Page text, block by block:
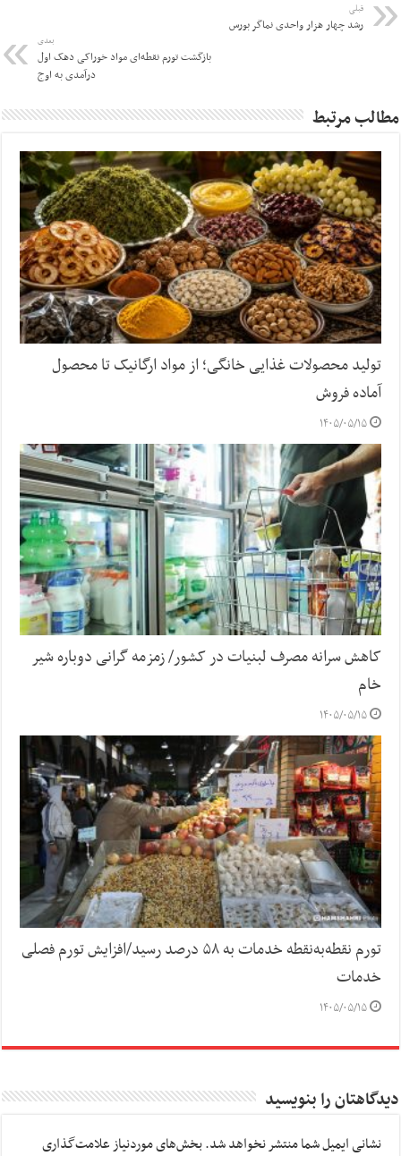
قبلی
رشد چهار هزار واحدی نماگر بورس
بعدی
بازگشت تورم نقطه‌ای مواد خوراکی دهک اول
درآمدی به اوج
مطالب مرتبط
تولید محصولات غذایی خانگی؛ از مواد ارگانیک تا محصول
آماده فروش
۱۴۰۵/۰۵/۱۵
کاهش سرانه مصرف لبنیات در کشور/ زمزمه گرانی دوباره شیر
خام
۱۴۰۵/۰۵/۱۵
تورم نقطه‌به‌نقطه خدمات به ۵۸ درصد رسید/افزایش تورم فصلی
خدمات
۱۴۰۵/۰۵/۱۵
دیدگاهتان را بنویسید
نشانی ایمیل شما منتشر نخواهد شد.بخش‌های موردنیاز علامت‌گذاری